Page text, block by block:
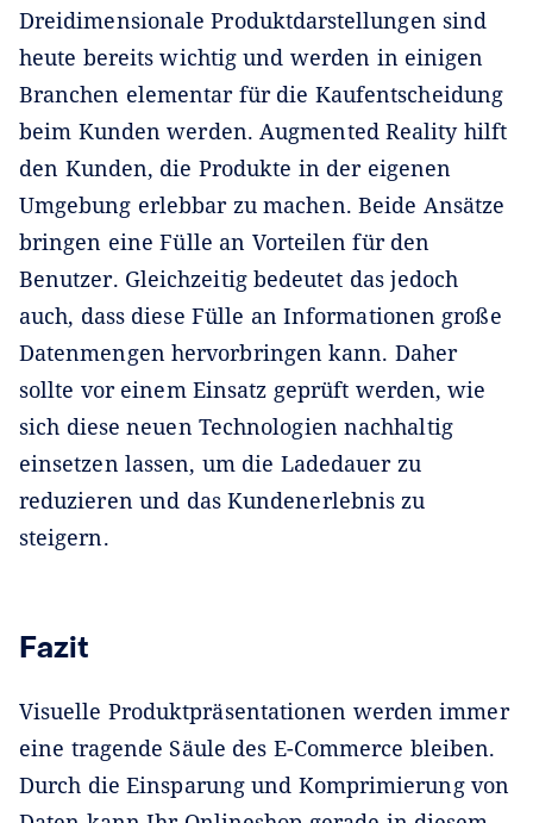
Dreidimensionale Produktdarstellungen sind
heute bereits wichtig und werden in einigen
Branchen elementar für die Kaufentscheidung
beim Kunden werden. Augmented Reality hilft
den Kunden, die Produkte in der eigenen
Umgebung erlebbar zu machen. Beide Ansätze
bringen eine Fülle an Vorteilen für den
Benutzer. Gleichzeitig bedeutet das jedoch
auch, dass diese Fülle an Informationen große
Datenmengen hervorbringen kann. Daher
sollte vor einem Einsatz geprüft werden, wie
sich diese neuen Technologien nachhaltig
einsetzen lassen, um die Ladedauer zu
reduzieren und das Kundenerlebnis zu
steigern.
Fazit
Visuelle Produktpräsentationen werden immer
eine tragende Säule des E-Commerce bleiben.
Durch die Einsparung und Komprimierung von